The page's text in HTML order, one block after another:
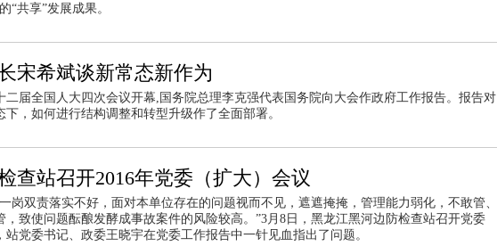
“共享”发展成果。
宋希斌谈新常态新作为
二届全国人大四次会议开幕,国务院总理李克强代表国务院向大会作政府工作报告。报告对
下，如何进行结构调整和转型升级作了全面部署。
查站召开2016年党委（扩大）会议
岗双责落实不好，面对本单位存在的问题视而不见，遮遮掩掩，管理能力弱化，不敢管、
，致使问题酝酿发酵成事故案件的风险较高。”3月8日，黑龙江黑河边防检查站召开党委
站党委书记、政委王晓宇在党委工作报告中一针见血指出了问题。